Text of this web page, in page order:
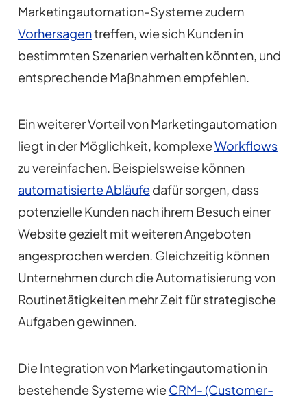
Marketingautomation-Systeme zudem
Vorhersagentreffen, wie sich Kunden in
bestimmten Szenarien verhalten könnten, und
entsprechende Maßnahmen empfehlen.
Ein weiterer Vorteil von Marketingautomation
liegt in der Möglichkeit, komplexeWorkflows
zu vereinfachen. Beispielsweise können
automatisierte Abläufedafür sorgen, dass
potenzielle Kunden nach ihrem Besuch einer
Website gezielt mit weiteren Angeboten
angesprochen werden. Gleichzeitig können
Unternehmen durch die Automatisierung von
Routinetätigkeiten mehr Zeit für strategische
Aufgaben gewinnen.
Die Integration von Marketingautomation in
bestehende Systeme wieCRM- (Customer-